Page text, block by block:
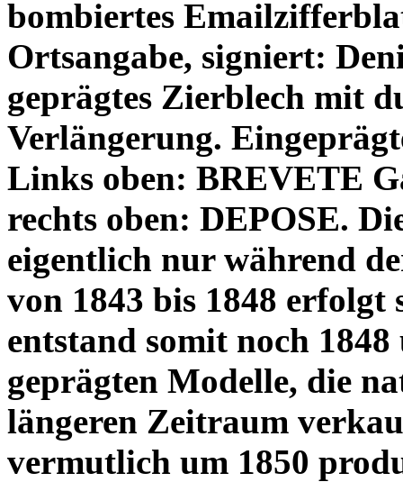
bombiertes
Ortsangabe, signiert:
geprägtes Zierblech mit
Verlängerung.
Links oben: BREVETE
rechts oben: DEPOSE.
eigentlich nur während
von 1843 bis 1848 erfolgt
entstand somit noch
geprägten Modelle, die
längeren Zeitraum
vermutlich um 1850